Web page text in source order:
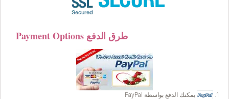
Payment Options طرق الدفع
يمكنك الدفع بواسطة PayPal